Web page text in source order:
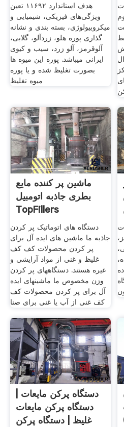
هدف استاندارد ۱۱۶۹۲ تعین
ویژگی‌های فیزیکی، شیمیایی و
میکروبیولوژی، بسته بندی و نشانه
گذاری پوره هلو، زردآلو، گلابی،
آلوقرمز، آلو زرد، سیب و کیوی
ایرانی میباشد. پوره این میوه ها
بصورت تغلیظ شده و یا پوره
میوه تغلیظ
ماشین پر کننده مایع
بطری جاذبه اتومبیل
TopFillers
دستگاه های اتوماتیک پر کردن
جاذبه ما ماشین های ایده آل برای
پر کردن محصولات کف کف
غلیظ و غنی از مواد آرایشی و
غیره هستند. دستگاههای پر کردن
وزن مخصوص ما ماشینهای ایده
آل برای پر کردن محصولات کف
کف غنی از آب یا غنی برای صنا
دستگاه پرکن مایعات |
دستگاه پرکن مایعات
غلیظ | دستگاه پرکن